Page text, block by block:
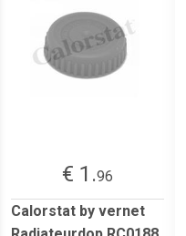
€ 1.96
Calorstat by vernet